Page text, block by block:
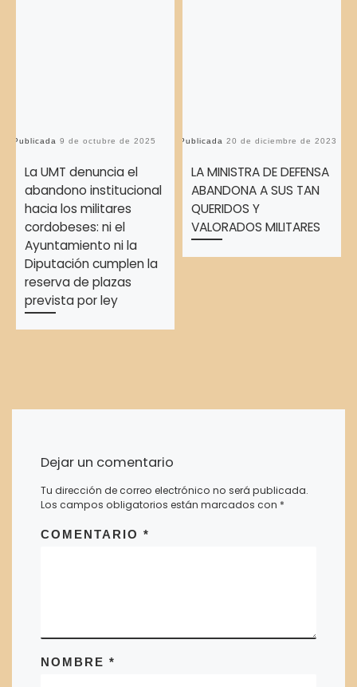
Publicada9 de octubre de 2025
La UMT denuncia el
abandono institucional
hacia los militares
cordobeses: ni el
Ayuntamiento ni la
Diputación cumplen la
reserva de plazas
prevista por ley
Publicada20 de diciembre de 2023
LA MINISTRA DE DEFENSA
ABANDONA A SUS TAN
QUERIDOS Y
VALORADOS MILITARES
Dejar un comentario
Tu dirección de correo electrónico no será publicada.
Los campos obligatorios están marcados con *
COMENTARIO*
NOMBRE*